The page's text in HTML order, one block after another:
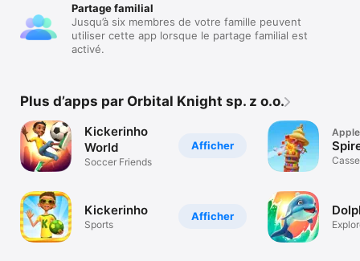
Partage familial
Jusqu’à six membres de votre famille peuvent
utiliser cette app lorsque le partage familial est
activé.
Plus d’apps par Orbital Knight sp. z o.o.
Afficher
Kickerinho
World
Soccer Friends
Afficher
Kickerinho
Sports